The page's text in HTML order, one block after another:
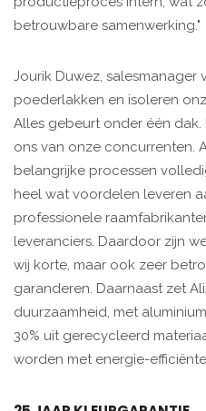
betrouwbare samenwerking."
Jourik Duwez, salesmanager
poederlakken en isoleren
Alles gebeurt onder één
ons van onze concurrenten.
belangrijke processen
heel wat voordelen leveren
professionele
leveranciers. Daardoor zijn
wij korte, maar ook zeer
garanderen. Daarnaast zet
duurzaamheid, met
30% uit gerecycleerd
worden met energie-